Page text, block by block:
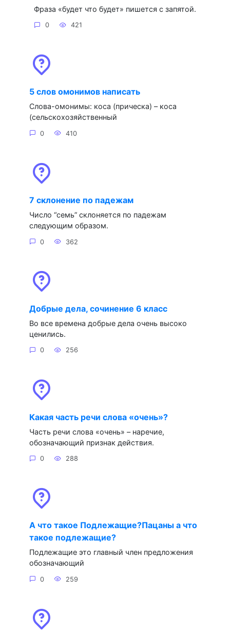
Фраза «будет что будет» пишется с запятой.
0 421
5 слов омонимов написать
Слова-омонимы: коса (прическа) – коса
(сельскохозяйственный
0 410
7 склонение по падежам
Число “семь” склоняется по падежам
следующим образом.
0 362
Добрые дела, сочинение 6 класс
Во все времена добрые дела очень высоко
ценились.
0 256
Какая часть речи слова «очень»?
Часть речи слова «очень» – наречие,
обозначающий признак действия.
0 288
А что такое Подлежащие?Пацаны а что
такое подлежащие?
Подлежащие это главный член предложения
обозначающий
0 259